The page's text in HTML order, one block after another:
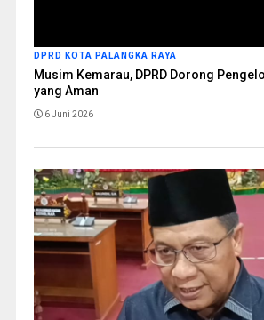
DPRD KOTA PALANGKA RAYA
Musim Kemarau, DPRD Dorong
yang Aman
6 Juni 2026